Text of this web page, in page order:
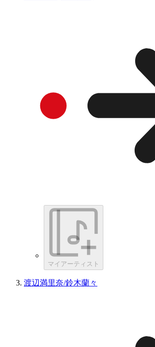
マイアーティスト
渡辺満里奈/鈴木蘭々